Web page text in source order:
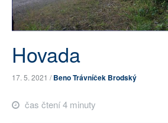
PŘÍSPĚVKY NA PROVOZ
SOCIÁLNÍ SÍTĚ
RUBRIKY
Hovada
17. 5. 2021 /Beno Trávníček Brodský
čas čtení 4 minuty